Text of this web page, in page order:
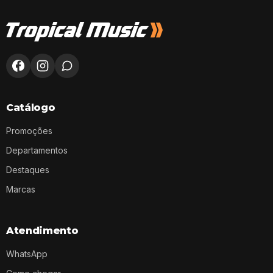
Catálogo
Promoções
Departamentos
Destaques
Marcas
Atendimento
WhatsApp